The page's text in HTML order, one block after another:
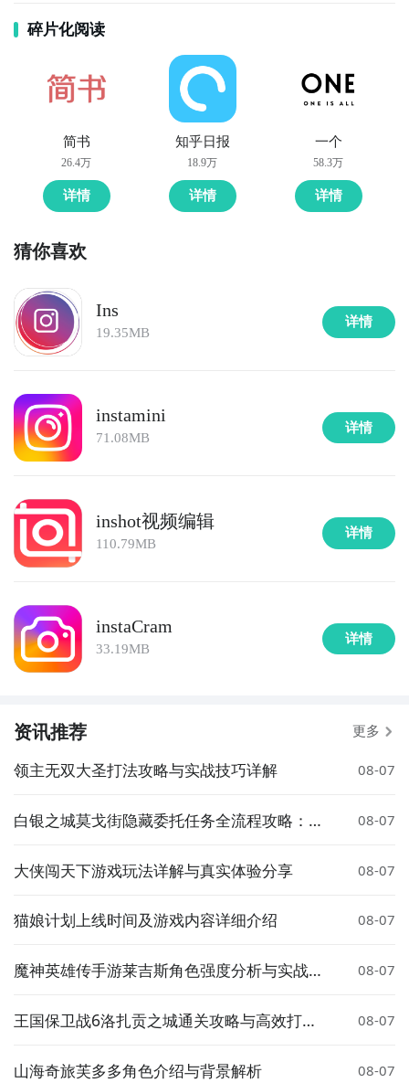
碎片化阅读
简书
26.4万
详情
知乎日报
18.9万
详情
一个
58.3万
详情
猜你喜欢
Ins
19.35MB
详情
instamini
71.08MB
详情
inshot视频编辑
110.79MB
详情
instaCram
33.19MB
详情
资讯推荐 更多
领主无双大圣打法攻略与实战技巧详解 08-07
白银之城莫戈街隐藏委托任务全流程攻略：触
08-07
大侠闯天下游戏玩法详解与真实体验分享 08-07
猫娘计划上线时间及游戏内容详细介绍 08-07
魔神英雄传手游莱吉斯角色强度分析与实战搭
08-07
王国保卫战6洛扎贡之城通关攻略与高效打法
08-07
山海奇旅芙多多角色介绍与背景解析 08-07